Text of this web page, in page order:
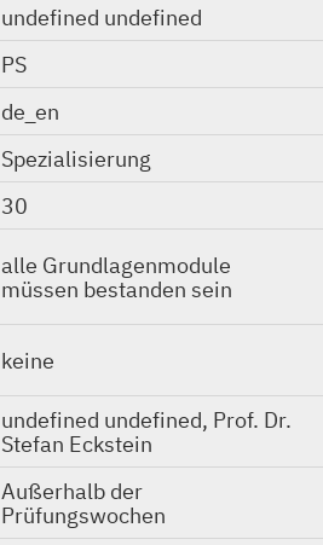
undefined undefined
PS
de_en
Spezialisierung
30
alle Grundlagenmodule
müssen bestanden sein
keine
undefined undefined, Prof. Dr.
Stefan Eckstein
Außerhalb der
Prüfungswochen